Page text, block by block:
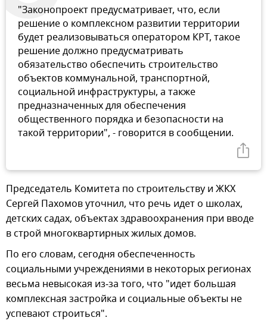
"Законопроект предусматривает, что, если
решение о комплексном развитии территории
будет реализовываться оператором КРТ, такое
решение должно предусматривать
обязательство обеспечить строительство
объектов коммунальной, транспортной,
социальной инфраструктуры, а также
предназначенных для обеспечения
общественного порядка и безопасности на
такой территории", - говорится в сообщении.
Председатель Комитета по строительству и ЖКХ
Сергей Пахомов уточнил, что речь идет о школах,
детских садах, объектах здравоохранения при вводе
в строй многоквартирных жилых домов.
По его словам, сегодня обеспеченность
социальными учреждениями в некоторых регионах
весьма невысокая из‑за того, что "идет большая
комплексная застройка и социальные объекты не
успевают строиться".